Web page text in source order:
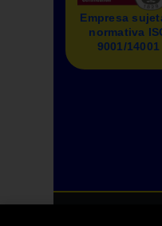
Empresa
normativa
9001/14001